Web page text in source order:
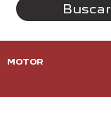
Buscar
MOTOR